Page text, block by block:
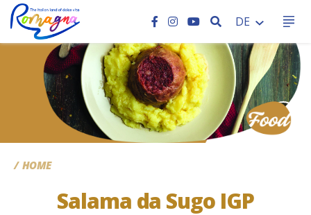
SEARCH
DE
CC
HOME
Salama da Sugo IGP